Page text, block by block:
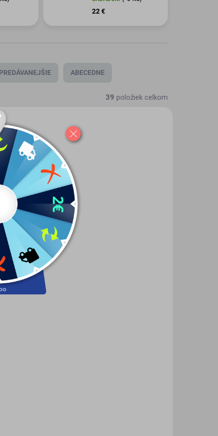
22 €
ABECEDNE
39 položiek celkom
(1 KS)
009
Papierový model -
PzKpfw V Panther
614